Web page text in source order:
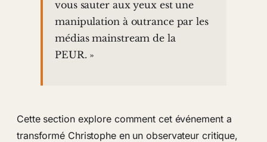
vous sauter aux yeux est une
manipulation à outrance par les
médias mainstream de la
PEUR. »
Cette section explore comment cet événement a
transformé Christophe en un observateur critique,